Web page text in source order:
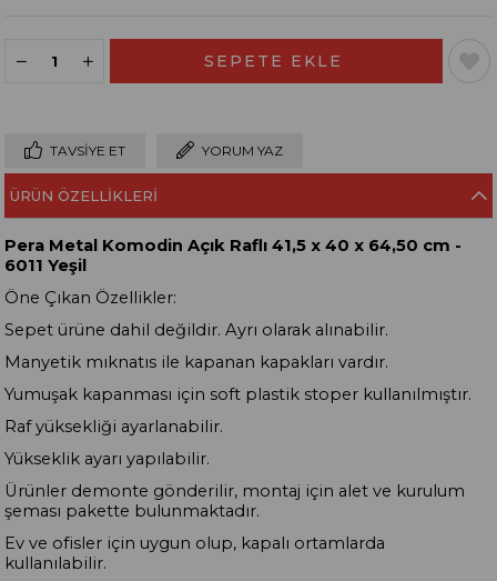
TAVSIYE ET YORUM YAZ
ÜRÜN ÖZELLIKLERI
Pera Metal Komodin Açık Raflı 41,5 x 40 x 64,50 cm -
6011 Yeşil
Öne Çıkan Özellikler:
Sepet ürüne dahil değildir. Ayrı olarak alınabilir.
Manyetik mıknatıs ile kapanan kapakları vardır.
Yumuşak kapanması için soft plastik stoper kullanılmıştır.
Raf yüksekliği ayarlanabilir.
Yükseklik ayarı yapılabilir.
Ürünler demonte gönderilir, montaj için alet ve kurulum
şeması pakette bulunmaktadır.
Ev ve ofisler için uygun olup, kapalı ortamlarda
kullanılabilir.